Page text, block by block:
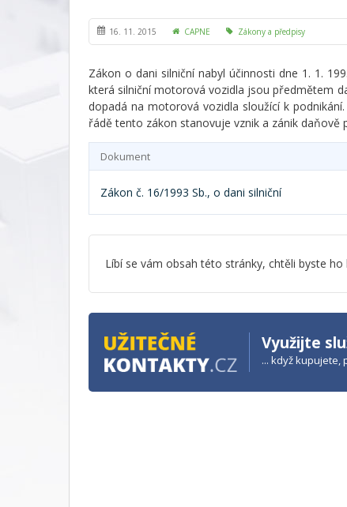
16. 11. 2015 CAPNE Zákony a předpisy
Zákon o dani silniční nabyl účinnosti dne 1. 1.
která silniční motorová vozidla jsou předmětem
dopadá na motorová vozidla sloužící k
řádě tento zákon stanovuje vznik a zánik daňově
Dokument
Zákon č. 16/1993 Sb., o dani silniční
Líbí se vám obsah této stránky, chtěli byste
Využijte
... když